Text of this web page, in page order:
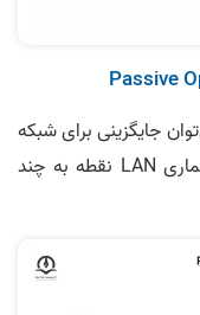
Passive
جایگزینی برای شبکه
LAN دانست. به عبارتی، POLAN یک معماری LAN نقطه به چند